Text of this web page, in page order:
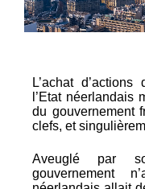
L’achat
l’Etat néerlandais
du gouvernement
clefs, et
Aveuglé par
gouvernement